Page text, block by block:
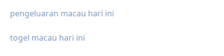
pengeluaran macau hari ini
togel macau hari ini